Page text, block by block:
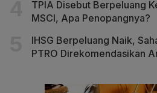
TPIA Disebut Berpeluang
MSCI, Apa Penopangnya?
IHSG Berpeluang Naik,
PTRO Direkomendasikan